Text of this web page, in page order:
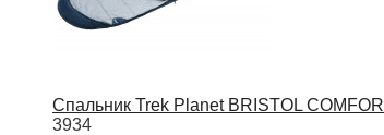
Спальник Trek Planet BRISTOL
3934